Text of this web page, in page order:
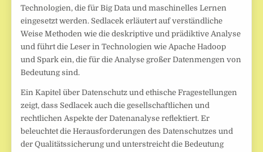
Technologien, die für Big Data und maschinelles Lernen
eingesetzt werden. Sedlacek erläutert auf verständliche
Weise Methoden wie die deskriptive und prädiktive Analyse
und führt die Leser in Technologien wie Apache Hadoop
und Spark ein, die für die Analyse großer Datenmengen von
Bedeutung sind.
Ein Kapitel über Datenschutz und ethische Fragestellungen
zeigt, dass Sedlacek auch die gesellschaftlichen und
rechtlichen Aspekte der Datenanalyse reflektiert. Er
beleuchtet die Herausforderungen des Datenschutzes und
der Qualitätssicherung und unterstreicht die Bedeutung